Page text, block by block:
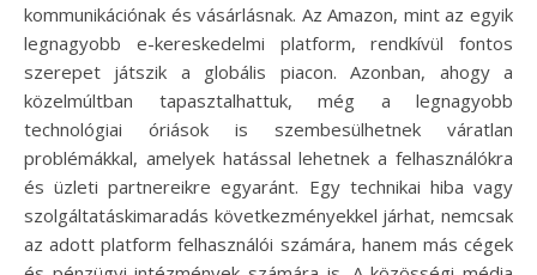
kommunikációnak és vásárlásnak. Az Amazon, mint az egyik
legnagyobb e-kereskedelmi platform, rendkívül fontos
szerepet játszik a globális piacon. Azonban, ahogy a
közelmúltban tapasztalhattuk, még a legnagyobb
technológiai óriások is szembesülhetnek váratlan
problémákkal, amelyek hatással lehetnek a felhasználókra
és üzleti partnereikre egyaránt. Egy technikai hiba vagy
szolgáltatáskimaradás következményekkel járhat, nemcsak
az adott platform felhasználói számára, hanem más cégek